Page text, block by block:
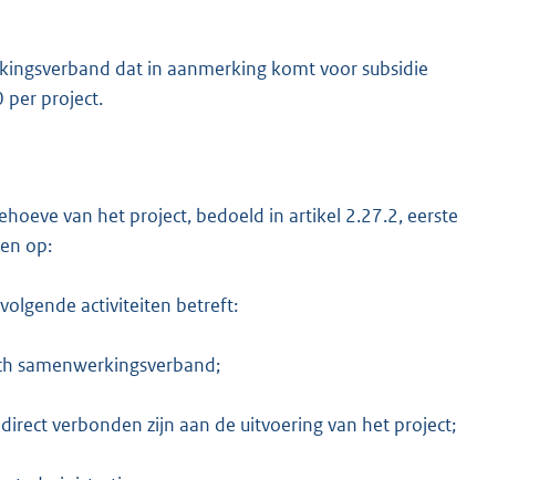
dat in aanmerking komt voor subsidie
per project.
van het project, bedoeld in artikel 2.27.2, eerste
op:
activiteiten betreft:
samenwerkingsverband;
verbonden zijn aan de uitvoering van het project;